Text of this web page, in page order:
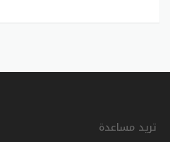
تريد مساعدة